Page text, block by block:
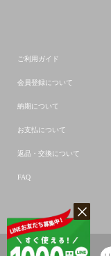
ご利用ガイド
会員登録について
納期について
お支払について
返品・交換について
FAQ